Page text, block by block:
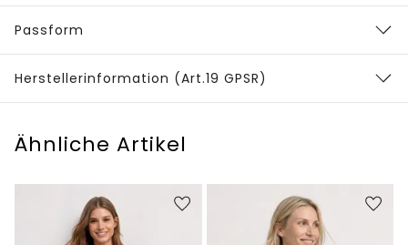
Passform
Herstellerinformation (Art.19 GPSR)
Ähnliche Artikel